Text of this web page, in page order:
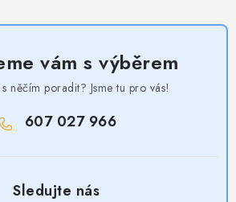
vám s výběrem
něčím poradit? Jsme tu pro vás!
607 027 966